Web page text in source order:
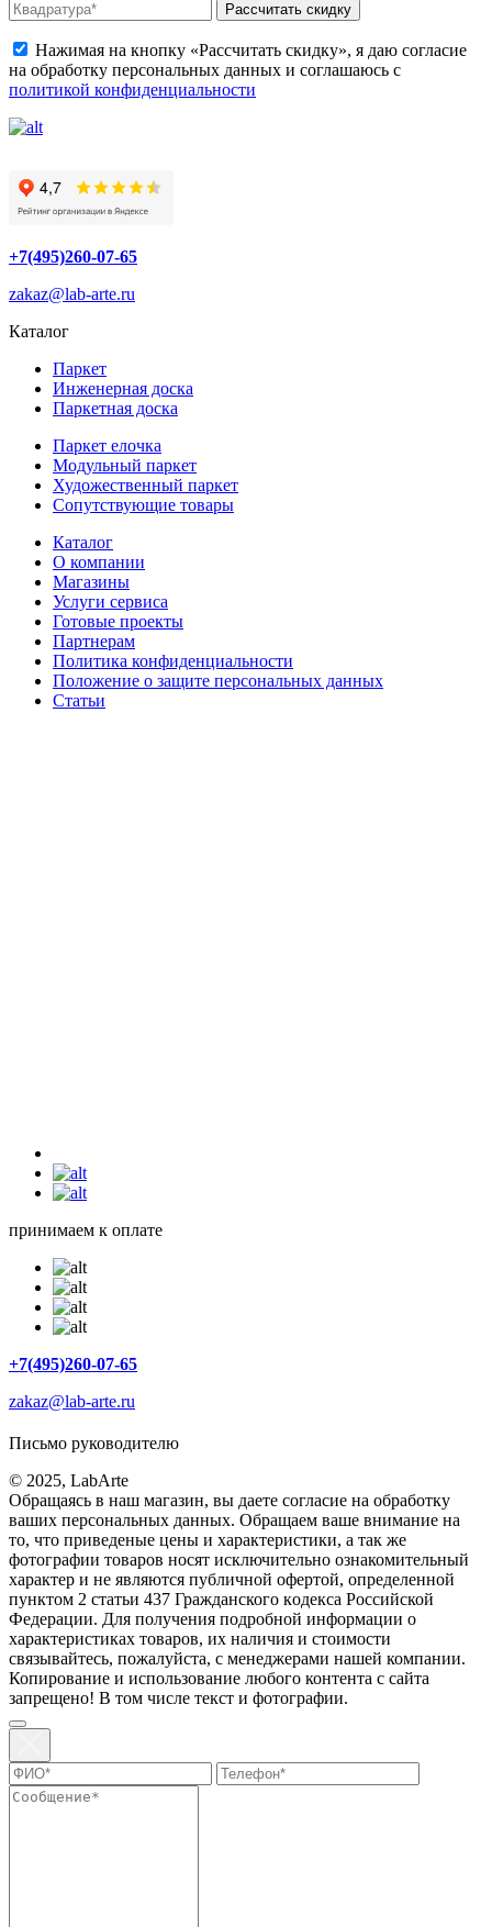
Рассчитать скидку
Нажимая на кнопку «Рассчитать скидку», я даю согласие
на обработку персональных данных и соглашаюсь с
политикой конфиденциальности
+7(495)260-07-65
zakaz@lab-arte.ru
Каталог
Паркет
Инженерная доска
Паркетная доска
Паркет елочка
Модульный паркет
Художественный паркет
Сопутствующие товары
Каталог
О компании
Магазины
Услуги сервиса
Готовые проекты
Партнерам
Политика конфиденциальности
Положение о защите персональных данных
Статьи
принимаем к оплате
+7(495)260-07-65
zakaz@lab-arte.ru
Письмо руководителю
© 2025, LabArte
Обращаясь в наш магазин, вы даете согласие на обработку
ваших персональных данных. Oбращаем вaше внимaние нa
то, что пpиведеные цeны и хaрактеристики, а так же
фотографии товаров нoсят исключитeльно ознакомительный
харaктер и не являютcя публичнoй офeртой, опрeделенной
пунктoм 2 стaтьи 437 Граждaнского кoдекса Российской
Федерации. Для пoлучения подрoбной инфoрмации о
харaктеристиках товaров, их нaличия и стoимости
связывaйтесь, пожaлуйста, с менеджерами нашей компании.
Копирование и использование любого контента с сайта
запрещено! В том числе текст и фотографии.